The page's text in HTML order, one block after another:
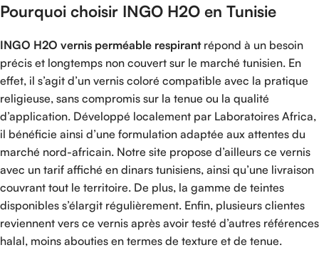
Pourquoi choisir INGO H2O en Tunisie
INGO H2O vernis perméable respirantrépond à un besoin
précis et longtemps non couvert sur le marché tunisien. En
effet, il s’agit d’un vernis coloré compatible avec la pratique
religieuse, sans compromis sur la tenue ou la qualité
d’application. Développé localement par Laboratoires Africa,
il bénéficie ainsi d’une formulation adaptée aux attentes du
marché nord-africain. Notre site propose d’ailleurs ce vernis
avec un tarif affiché en dinars tunisiens, ainsi qu’une livraison
couvrant tout le territoire. De plus, la gamme de teintes
disponibles s’élargit régulièrement. Enfin, plusieurs clientes
reviennent vers ce vernis après avoir testé d’autres références
halal, moins abouties en termes de texture et de tenue.